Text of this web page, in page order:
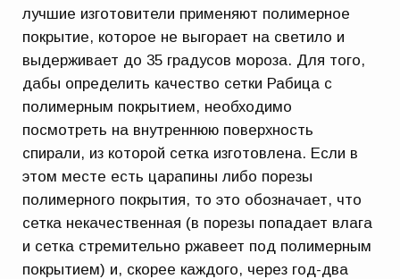
лучшие изготовители применяют полимерное
покрытие, которое не выгорает на светило и
выдерживает до 35 градусов мороза. Для того,
дабы определить качество сетки Рабица с
полимерным покрытием, необходимо
посмотреть на внутреннюю поверхность
спирали, из которой сетка изготовлена. Если в
этом месте есть царапины либо порезы
полимерного покрытия, то это обозначает, что
сетка некачественная (в порезы попадает влага
и сетка стремительно ржавеет под полимерным
покрытием) и, скорее каждого, через год-два